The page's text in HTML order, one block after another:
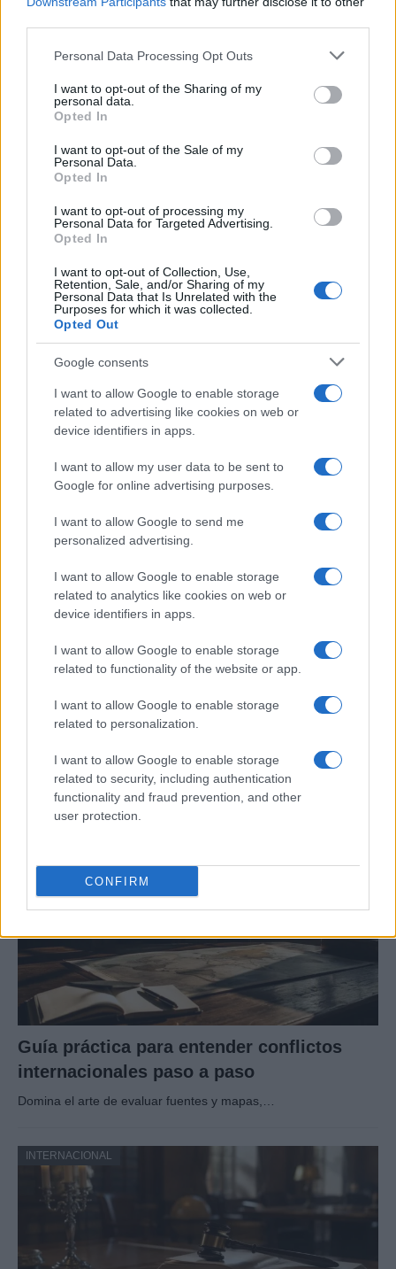
Please note that this website/app uses one or more Google
not limited to your visit or usage behaviour. You may click to
grant or deny consent to Google and its third-party tags to
use your data for below specified purposes in below Google
consent section.
Personal Data Processing Opt Outs
I want to opt-out of the Sharing of my
personal data.
Opted In
I want to opt-out of the Sale of my
Personal Data.
Opted In
I want to opt-out of processing my
Personal Data for Targeted Advertising.
Opted In
I want to opt-out of Collection, Use,
Retention, Sale, and/or Sharing of my
Personal Data that Is Unrelated with the
Purposes for which it was collected.
Opted Out
Google consents
I want to allow Google to enable storage
related to advertising like cookies on web or
device identifiers in apps.
I want to allow my user data to be sent to
Google for online advertising purposes.
I want to allow Google to send me
personalized advertising.
I want to allow Google to enable storage
related to analytics like cookies on web or
device identifiers in apps.
I want to allow Google to enable storage
related to functionality of the website or app.
I want to allow Google to enable storage
related to personalization.
I want to allow Google to enable storage
related to security, including authentication
functionality and fraud prevention, and other
user protection.
CONFIRM
ARTÍCULO SIGUIENTE
Más leídos
INTERNACIONAL
Argentina: Un hombre de 128 años
anuncia al mundo que es Adolf Hitler
Productos locales y más vuelos: Binter
Binter no solo conecta las islas, sino que…
Guía práctica para entender conflictos
internacionales paso a paso
Domina el arte de evaluar fuentes y mapas,…
INTERNACIONAL